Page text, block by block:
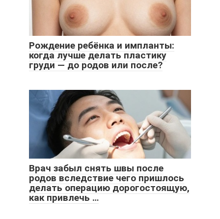
Рождение ребёнка и импланты:
когда лучше делать пластику
груди — до родов или после?
Врач забыл снять швы после
родов вследствие чего пришлось
делать операцию дорогостоящую,
как привлечь …